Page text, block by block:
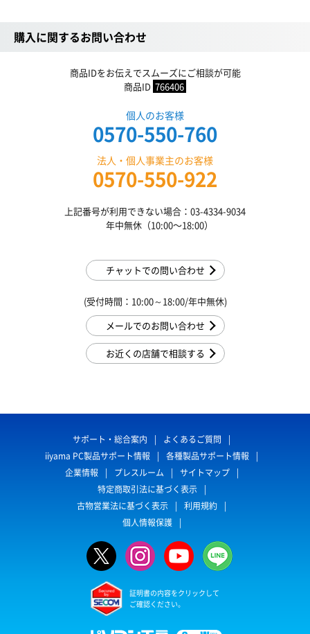
購入に関するお問い合わせ
商品IDをお伝えでスムーズにご相談が可能
商品ID 766406
個人のお客様
0570-550-760
法人・個人事業主のお客様
0570-550-922
上記番号が利用できない場合：03-4334-9034
年中無休（10:00〜18:00）
チャットでの問い合わせ
(受付時間：10:00～18:00/年中無休)
メールでのお問い合わせ
お近くの店舗で相談する
サポート・総合案内
よくあるご質問
iiyama PC製品サポート情報
各種製品サポート情報
企業情報
プレスルーム
サイトマップ
特定商取引法に基づく表示
古物営業法に基づく表示
利用規約
個人情報保護
証明書の内容をクリックして
ご確認ください。